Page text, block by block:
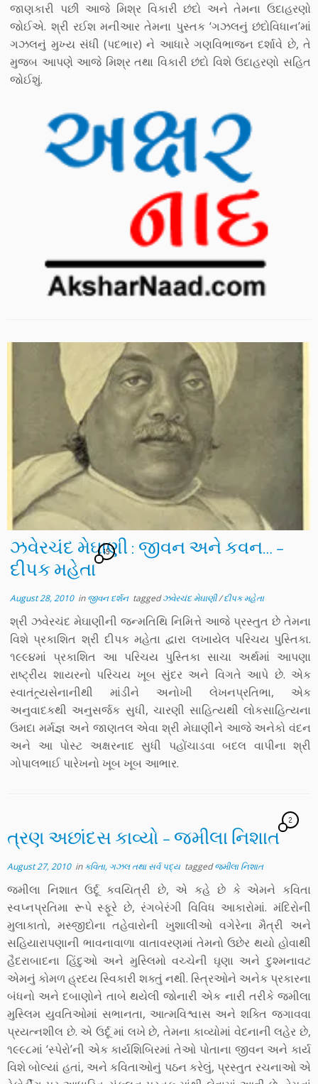
જાણકારી પછી આજે મિશ્ર વિકારી છંદો અને તેમના ઉદાહરણો
જોઈએ. શ્રી રઈશ મનીઆર તેમના પુસ્તક ‘ગઝલનું છંદોવિધાન’માં
ગઝલનું મુખ્ય સંધી (પદભાર) ને આધારે ગણવિભાજન દર્શાવે છે, તે
મુજબ આપણે આજે મિશ્ર તથા વિકારી છંદો વિશે ઉદાહરણો સહિત
જોઈશું.
ઝવેરચંદ મેઘાણી : જીવન અને કવન… –
દીપક મહેતા
15
August 28, 2010inજીવન દર્શન taggedઝવેરચંદ મેઘાણી/દીપક મહેતા
શ્રી ઝવેરચંદ મેઘાણીની જન્મતિથિ નિમિત્તે આજે પ્રસ્તુત છે તેમના
વિશે પ્રકાશિત શ્રી દીપક મહેતા દ્વારા લખાયેલ પરિચય પુસ્તિકા.
૧૯૯૪માં પ્રકાશિત આ પરિચય પુસ્તિકા સાચા અર્થમાં આપણા
રાષ્ટ્રીય શાયરનો પરિચય ખૂબ સુંદર અને વિગતે આપે છે. એક
સ્વાતંત્ર્યસેનાનીથી માંડીને અનોખી લેખનપ્રતિભા, એક
અનુવાદકથી અનુસર્જક સુધી, ચારણી સાહિત્યથી લોકસાહિત્યના
ઉમદા મર્મજ્ઞ અને જાણતલ એવા શ્રી મેઘાણીને આજે અનેકો વંદન
અને આ પોસ્ટ અક્ષરનાદ સુધી પહોંચાડવા બદલ વાપીના શ્રી
ગોપાલભાઈ પારેખનો ખૂબ ખૂબ આભાર.
ત્રણ અછાંદસ કાવ્યો – જમીલા નિશાત
2
August 27, 2010inકવિતા, ગઝલ તથા સર્વ પદ્ય taggedજમીલા નિશાત
જમીલા નિશાત ઉર્દૂ કવયિત્રી છે, એ કહે છે કે એમને કવિતા
સ્વપ્નપ્રતિમા રૂપે સ્ફૂરે છે, રંગબેરંગી વિવિધ આકારોમાં. મંદિરોની
મુલાકાતો, મસ્જીદોના તહેવારોની ખુશાલીઓ વગેરેના મૈત્રી અને
સહિયારાપણાની ભાવનાવાળા વાતાવરણમાં તેમનો ઉછેર થયો હોવાથી
હૈદરાબાદના હિંદુઓ અને મુસ્લિમો વચ્ચેની ઘૃણા અને દુશ્મનાવટ
એમનું કોમળ હ્રદય સ્વિકારી શક્તું નથી. સ્ત્રિઓને અનેક પ્રકારના
બંધનો અને દબાણોને તાબે થયેલી જોનારી એક નારી તરીકે જમીલા
મુસ્લિમ યુવતિઓમાં સભાનતા, આત્મવિશ્વાસ અને શક્તિ જગાવવા
પ્રયત્નશીલ છે. એ ઉર્દૂ માં લખે છે, તેમના કાવ્યોમાં વેદનાની લહેર છે,
૧૯૯૮માં ‘સ્પેરો’ની એક કાર્યશિબિરમાં તેઓ પોતાના જીવન અને કાર્ય
વિશે બોલ્યાં હતાં, અને કવિતાઓનું પઠન કરેલું, પ્રસ્તુત રચનાઓ એ